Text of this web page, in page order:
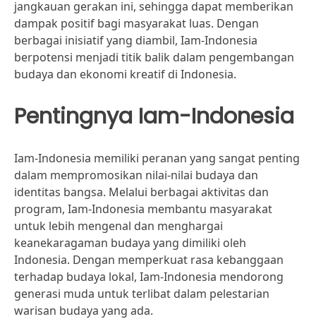
jangkauan gerakan ini, sehingga dapat memberikan
dampak positif bagi masyarakat luas. Dengan
berbagai inisiatif yang diambil, Iam-Indonesia
berpotensi menjadi titik balik dalam pengembangan
budaya dan ekonomi kreatif di Indonesia.
Pentingnya Iam-Indonesia
Iam-Indonesia memiliki peranan yang sangat penting
dalam mempromosikan nilai-nilai budaya dan
identitas bangsa. Melalui berbagai aktivitas dan
program, Iam-Indonesia membantu masyarakat
untuk lebih mengenal dan menghargai
keanekaragaman budaya yang dimiliki oleh
Indonesia. Dengan memperkuat rasa kebanggaan
terhadap budaya lokal, Iam-Indonesia mendorong
generasi muda untuk terlibat dalam pelestarian
warisan budaya yang ada.